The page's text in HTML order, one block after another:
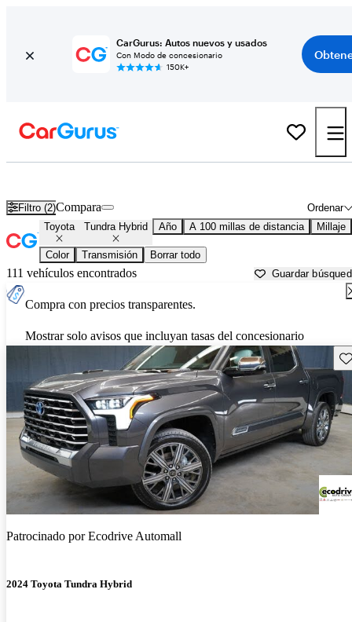
CarGurus: Autos nuevos y usados
Con Modo de concesionario
150K+
Filtro (2) Ordenar
Compara
Toyota Tundra Hybrid Año A 100 millas de distancia Millaje
Color Transmisión Borrar todo
111 vehículos encontrados Guardar
Compra con precios transparentes.
Mostrar solo avisos que incluyan tasas del concesionario
Patrocinado porEcodrive Automall
2024 Toyota Tundra Hybrid